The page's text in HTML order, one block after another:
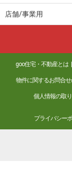
店舗/事業用
goo住宅・不動産とは
物件に関するお問合せ
個人情報の取
プライバシー